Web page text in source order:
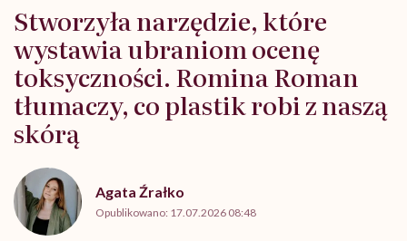
Stworzyła narzędzie, które
wystawia ubraniom ocenę
toksyczności. Romina Roman
tłumaczy, co plastik robi z naszą
skórą
Agata Źrałko
Opublikowano: 17.07.2026 08:48